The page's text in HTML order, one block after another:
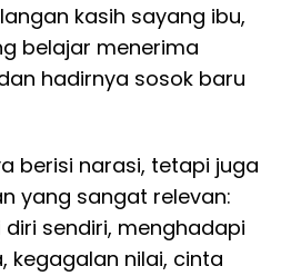
kasih sayang ibu,
belajar menerima
hadirnya sosok baru
berisi narasi, tetapi juga
yang sangat relevan:
sendiri, menghadapi
kegagalan nilai, cinta